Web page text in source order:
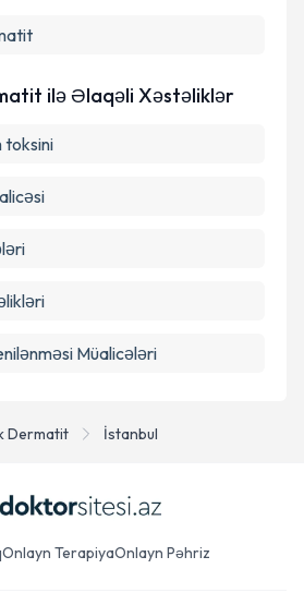
emal edilməsinə dair
verirəm.
Dermatit İstanbul
ilə Əlaqəli Xəstəliklər
toksini
Müalicələri
Onlayn TerapiyaOnlayn Pəhriz